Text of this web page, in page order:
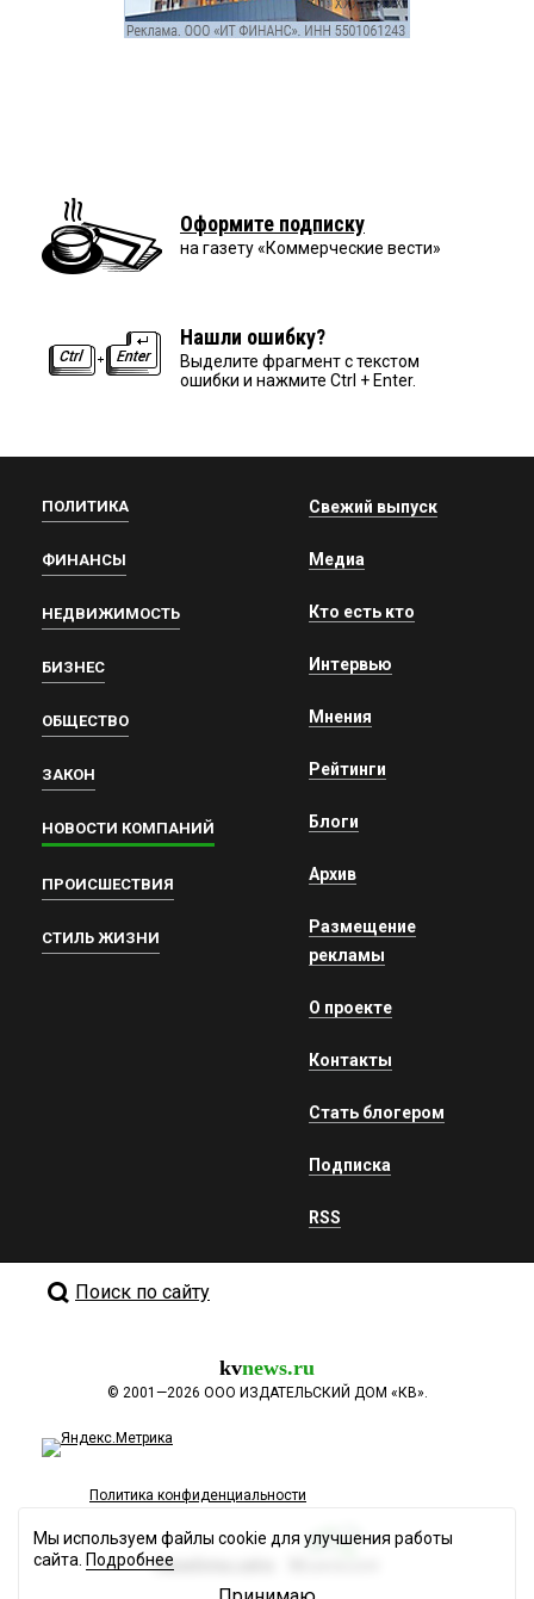
Оформите подписку
на газету «Коммерческие вести»
Нашли ошибку?
Выделите фрагмент с текстом
ошибки и нажмите Ctrl + Enter.
ПОЛИТИКА
ФИНАНСЫ
НЕДВИЖИМОСТЬ
БИЗНЕС
ОБЩЕСТВО
ЗАКОН
НОВОСТИ КОМПАНИЙ
ПРОИСШЕСТВИЯ
СТИЛЬ ЖИЗНИ
Свежий выпуск
Медиа
Кто есть кто
Интервью
Мнения
Рейтинги
Блоги
Архив
Размещение
рекламы
О проекте
Контакты
Стать блогером
Подписка
RSS
Поиск по сайту
kvnews.ru
© 2001—2026 ООО ИЗДАТЕЛЬСКИЙ ДОМ «КВ».
Политика конфиденциальности
Разработка сайта
Мы используем файлы cookie для улучшения работы
сайта. Подробнее